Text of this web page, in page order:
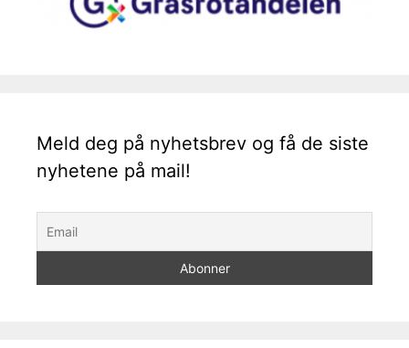
Meld deg på nyhetsbrev og få de siste
nyhetene på mail!